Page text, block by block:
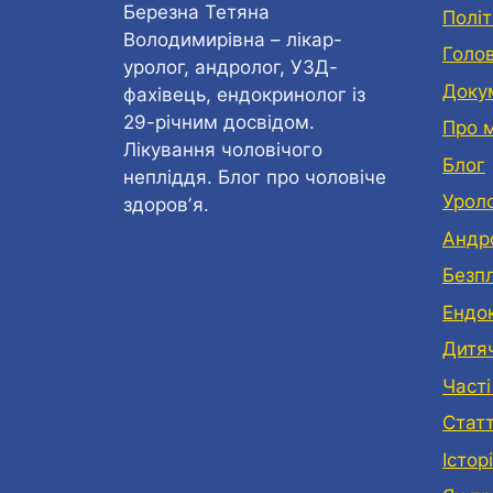
Березна Тетяна
Володимирівна – лікар-
уролог, андролог, УЗД-
фахівець, ендокринолог із
29-річним досвідом.
Лікування чоловічого
непліддя. Блог про чоловіче
здоровʼя.
Про
Блог